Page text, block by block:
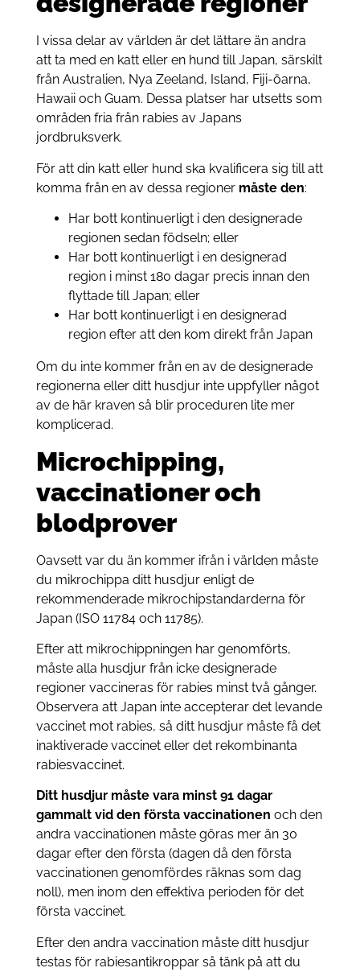
I vissa delar av världen är det lättare än andra
att ta med en katt eller en hund till Japan, särskilt
från Australien, Nya Zeeland, Island, Fiji-öarna,
Hawaii och Guam. Dessa platser har utsetts som
områden fria från rabies av Japans
jordbruksverk.
För att din katt eller hund ska kvalificera sig till att
komma från en av dessa regioner måste den:
Har bott kontinuerligt i den designerade
regionen sedan födseln; eller
Har bott kontinuerligt i en designerad
region i minst 180 dagar precis innan den
flyttade till Japan; eller
Har bott kontinuerligt i en designerad
region efter att den kom direkt från Japan
Om du inte kommer från en av de designerade
regionerna eller ditt husdjur inte uppfyller något
av de här kraven så blir proceduren lite mer
komplicerad.
Microchipping,
vaccinationer och
blodprover
Oavsett var du än kommer ifrån i världen måste
du mikrochippa ditt husdjur enligt de
rekommenderade mikrochipstandarderna för
Japan (ISO 11784 och 11785).
Efter att mikrochippningen har genomförts,
måste alla husdjur från icke designerade
regioner vaccineras för rabies minst två gånger.
Observera att Japan inte accepterar det levande
vaccinet mot rabies, så ditt husdjur måste få det
inaktiverade vaccinet eller det rekombinanta
rabiesvaccinet.
Ditt husdjur måste vara minst 91 dagar
gammalt vid den första vaccinationen och den
andra vaccinationen måste göras mer än 30
dagar efter den första (dagen då den första
vaccinationen genomfördes räknas som dag
noll), men inom den effektiva perioden för det
första vaccinet.
Efter den andra vaccination måste ditt husdjur
testas för rabiesantikroppar så tänk på att du